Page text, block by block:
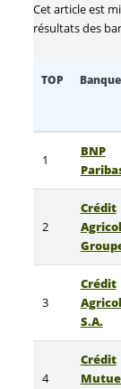
Cet article est
résultats des
TOP
1
BNP
2
Crédit
3
Crédit
S.A.
4
Crédit